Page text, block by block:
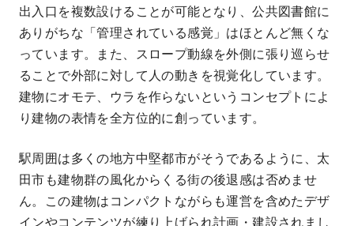
出入口を複数設けることが可能となり、公共図書館に
ありがちな「管理されている感覚」はほとんど無くな
っています。また、スロープ動線を外側に張り巡らせ
ることで外部に対して人の動きを視覚化しています。
建物にオモテ、ウラを作らないというコンセプトによ
り建物の表情を全方位的に創っています。
駅周囲は多くの地方中堅都市がそうであるように、太
田市も建物群の風化からくる街の後退感は否めませ
ん。この建物はコンパクトながらも運営を含めたデザ
インやコンテンツが練り上げられ計画・建設されまし